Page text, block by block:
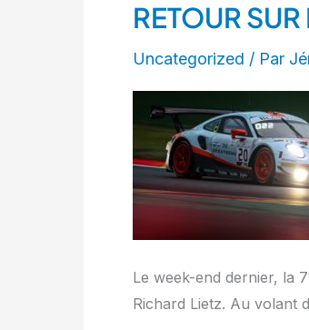
RETOUR
Uncategorized / Par
Le week-end dernier, la
Richard Lietz. Au volant
RETOUR
LES
24H
DE